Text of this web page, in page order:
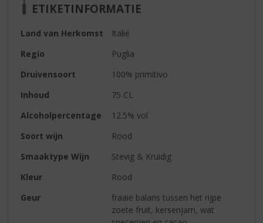
ETIKETINFORMATIE
Land van Herkomst
Italië
Regio
Puglia
Druivensoort
100% primitivo
Inhoud
75 CL
Alcoholpercentage
12.5% vol
Soort wijn
Rood
Smaaktype Wijn
Stevig & Kruidig
Kleur
Rood
Geur
fraaie balans tussen het rijpe
zoete fruit, kersenjam, wat